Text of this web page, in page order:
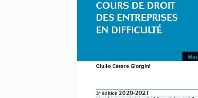
Cours de droit pénal
Laurence Leturmy